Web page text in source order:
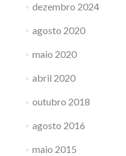
dezembro 2024
agosto 2020
maio 2020
abril 2020
outubro 2018
agosto 2016
maio 2015